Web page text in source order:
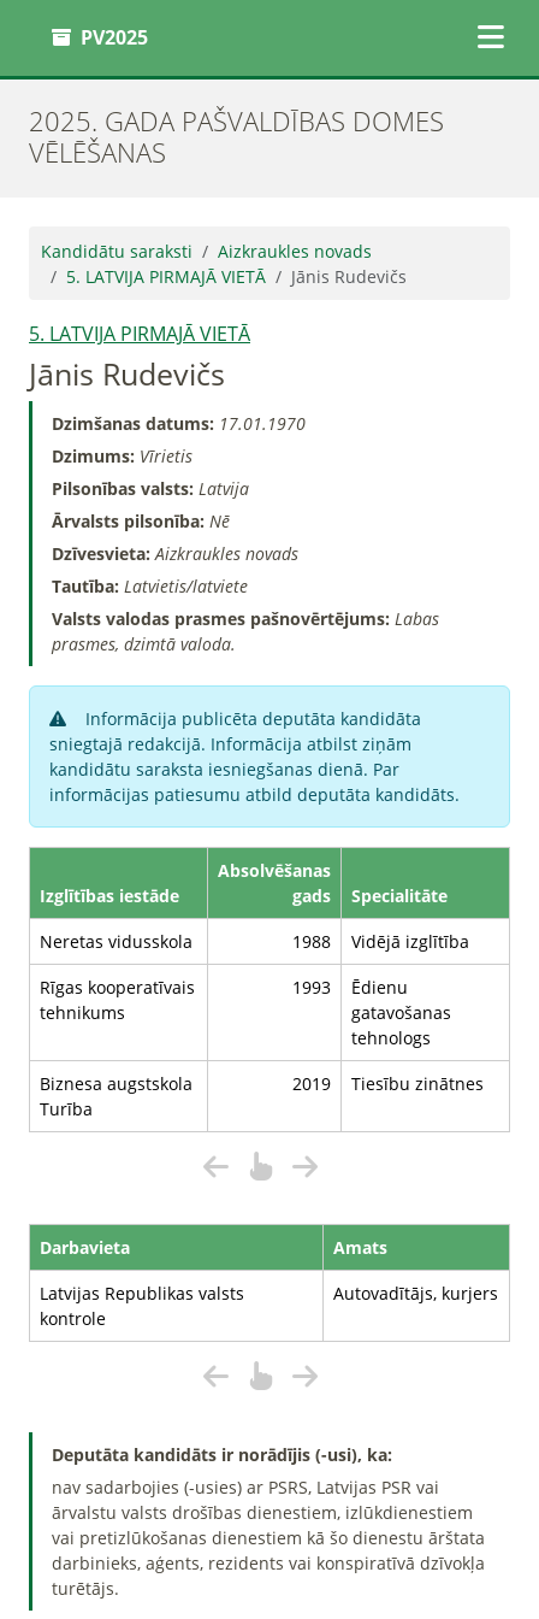
PV2025
2025. GADA PAŠVALDĪBAS DOMES
VĒLĒŠANAS
Kandidātu saraksti
Aizkraukles novads
5. LATVIJA PIRMAJĀ VIETĀ
Jānis Rudevičs
5. LATVIJA PIRMAJĀ VIETĀ
Jānis Rudevičs
Dzimšanas datums: 17.01.1970
Dzimums: Vīrietis
Pilsonības valsts: Latvija
Ārvalsts pilsonība: Nē
Dzīvesvieta:Aizkraukles novads
Tautība: Latvietis/latviete
Valsts valodas prasmes pašnovērtējums: Labas
prasmes, dzimtā valoda.
Informācija publicēta deputāta kandidāta
sniegtajā redakcijā. Informācija atbilst ziņām
kandidātu saraksta iesniegšanas dienā. Par
informācijas patiesumu atbild deputāta kandidāts.
Izglītības iestāde
Absolvēšanas
gads
Specialitāte
Neretas vidusskola
1988
Vidējā izglītība
Rīgas kooperatīvais
tehnikums
1993
Ēdienu
gatavošanas
tehnologs
Biznesa augstskola
Turība
2019 Tiesību zinātnes
Darbavieta
Amats
Latvijas Republikas valsts
kontrole
Autovadītājs, kurjers
Deputāta kandidāts ir norādījis (-usi), ka:
nav sadarbojies (-usies) ar PSRS, Latvijas PSR vai
ārvalstu valsts drošības dienestiem, izlūkdienestiem
vai pretizlūkošanas dienestiem kā šo dienestu ārštata
darbinieks, aģents, rezidents vai konspiratīvā dzīvokļa
turētājs.